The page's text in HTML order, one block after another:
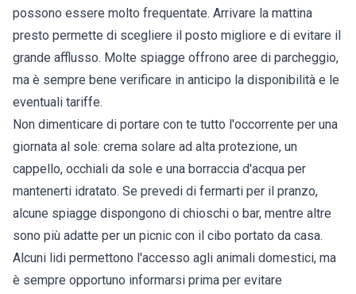
possono essere molto frequentate. Arrivare la mattina
presto permette di scegliere il posto migliore e di evitare il
grande afflusso. Molte spiagge offrono aree di parcheggio,
ma è sempre bene verificare in anticipo la disponibilità e le
eventuali tariffe.
Non dimenticare di portare con te tutto l'occorrente per una
giornata al sole: crema solare ad alta protezione, un
cappello, occhiali da sole e una borraccia d'acqua per
mantenerti idratato. Se prevedi di fermarti per il pranzo,
alcune spiagge dispongono di chioschi o bar, mentre altre
sono più adatte per un picnic con il cibo portato da casa.
Alcuni lidi permettono l'accesso agli animali domestici, ma
è sempre opportuno informarsi prima per evitare